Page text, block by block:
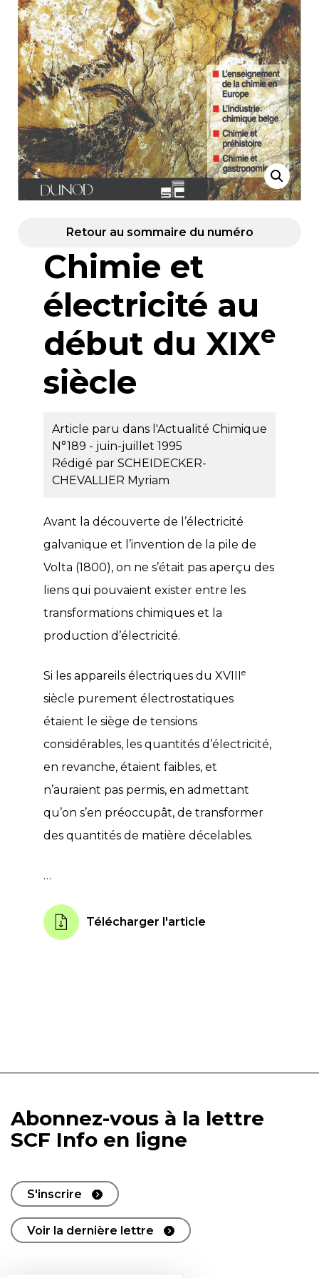
Retour au sommaire du numéro
Chimie et
électricité au
début du XIXe
siècle
Article paru dans l'Actualité Chimique
N°189 - juin-juillet 1995
Rédigé par SCHEIDECKER-
CHEVALLIER Myriam
Avant la découverte de l’électricité
galvanique et l’invention de la pile de
Volta (1800), on ne s’était pas aperçu des
liens qui pouvaient exister entre les
transformations chimiques et la
production d’électricité.
Si les appareils électriques du XVIIIe
siècle purement électrostatiques
étaient le siège de tensions
considérables, les quantités d’électricité,
en revanche, étaient faibles, et
n’auraient pas permis, en admettant
qu’on s’en préoccupât, de transformer
des quantités de matière décelables.
…
Télécharger l'article
Abonnez-vous à la lettre
SCF Info en ligne
S'inscrire
Voir la dernière lettre